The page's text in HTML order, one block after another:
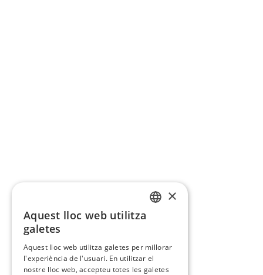
×
Aquest lloc web utilitza
galetes
Aquest lloc web utilitza galetes per millorar
l'experiència de l'usuari. En utilitzar el
nostre lloc web, accepteu totes les galetes